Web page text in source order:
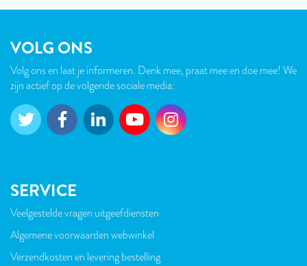
VOLG ONS
Volg ons en laat je informeren. Denk mee, praat mee en doe mee! We
zijn actief op de volgende sociale media:
SERVICE
VOET
Veelgestelde vragen uitgeefdiensten
Algemene voorwaarden webwinkel
Verzendkosten en levering bestelling